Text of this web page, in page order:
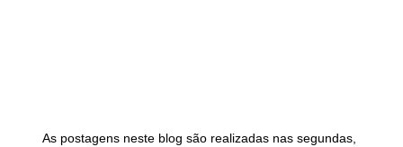
As postagens neste blog são realizadas nas segundas,